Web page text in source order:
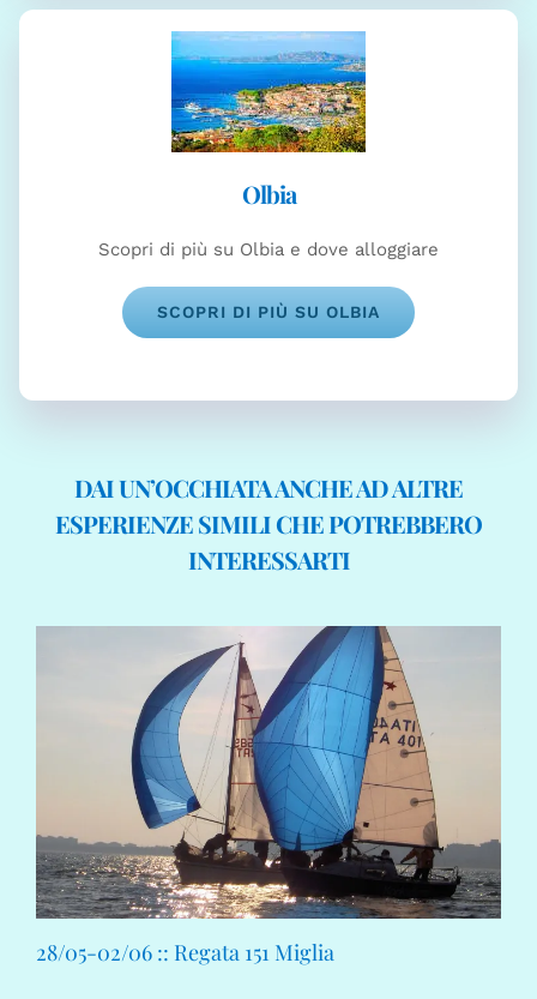
Olbia
Scopri di più su Olbia e dove alloggiare
SCOPRI DI PIÙ SU OLBIA
DAI UN’OCCHIATA ANCHE AD ALTRE
ESPERIENZE SIMILI CHE POTREBBERO
INTERESSARTI
28/05-02/06 :: Regata 151 Miglia